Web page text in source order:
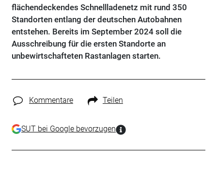
flächendeckendes Schnellladenetz mit rund 350
Standorten entlang der deutschen Autobahnen
entstehen. Bereits im September 2024 soll die
Ausschreibung für die ersten Standorte an
unbewirtschafteten Rastanlagen starten.
Kommentare Teilen
SUT bei Google bevorzugen